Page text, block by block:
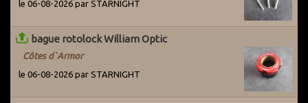
le 06-08-2026 par STARNIGHT
bague rotolock William Optic
Côtes d`Armor
le 06-08-2026 par STARNIGHT